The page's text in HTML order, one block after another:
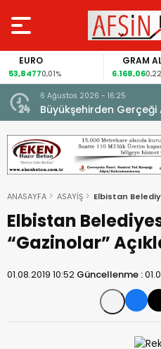
EURO
53,84770,01%
GRAM
6.168,06
6 Ağustos 2026 - 16:25
Büyükşehirden
Kurtarma Tatbikatı.
ANASAYFA ASAYİŞ Elbistan
Elbistan
“Gazinolar”
01.08.2019 10:52 Güncellenme :